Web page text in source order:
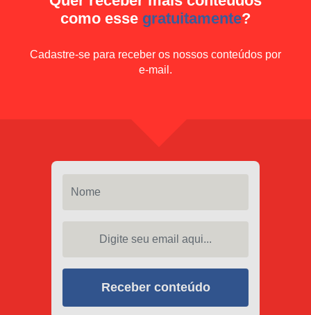
como esse gratuitamente?
Cadastre-se para receber os nossos conteúdos por
e-mail.
Receber conteúdo